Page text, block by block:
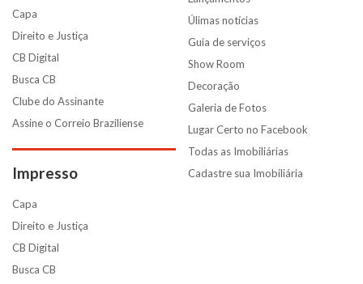
Capa
Direito e Justiça
CB Digital
Busca CB
Clube do Assinante
Assine o Correio Braziliense
Impresso
Capa
Direito e Justiça
CB Digital
Busca CB
Úlimas notícias
Guia de serviços
Show Room
Decoração
Galeria de Fotos
Lugar Certo no Facebook
Todas as Imobiliárias
Cadastre sua Imobiliária